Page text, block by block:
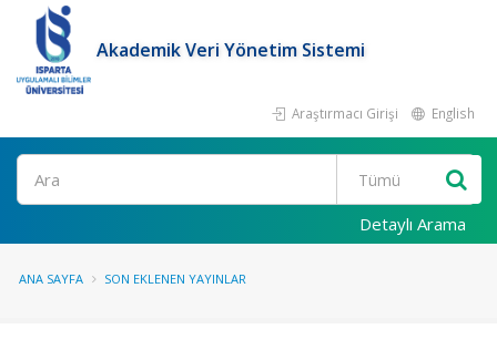
Akademik Veri Yönetim Sistemi
Araştırmacı Girişi English
Ara
Detaylı Arama
ANA SAYFA SON EKLENEN YAYINLAR